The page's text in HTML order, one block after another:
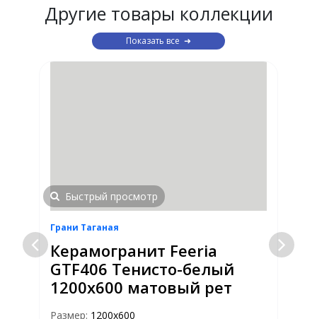
Другие товары коллекции
Показать все
Быстрый просмотр
Грани Таганая
Керамогранит Feeria
GTF406 Тенисто-белый
1200х600 матовый рет
Размер: 1200х600